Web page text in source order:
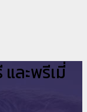
ละพรีเมี่